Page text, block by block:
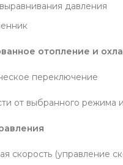
давления
отопление и
переключение
от выбранного
скорость (управление